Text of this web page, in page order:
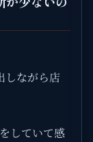
しながら店
していて感